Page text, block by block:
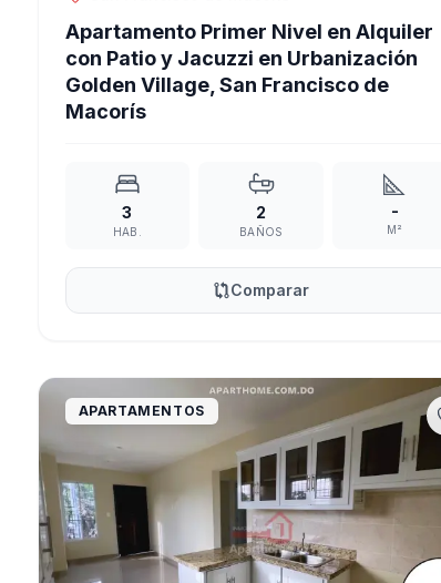
Apartamento Primer Nivel en Alquiler
con Patio y Jacuzzi en Urbanización
Golden Village, San Francisco de
Macorís
3
HAB.
2
BAÑOS
-
M²
Comparar
APARTAMENTOS